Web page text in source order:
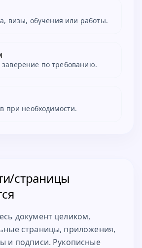
визы, обучения или работы.
по требованию.
при необходимости.
страницы
документ целиком,
страницы, приложения,
и подписи. Рукописные